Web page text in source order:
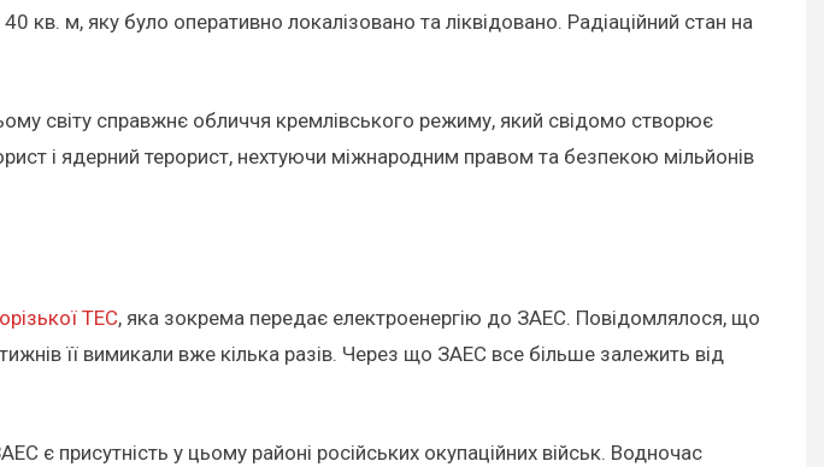
м, яку було оперативно локалізовано та ліквідовано. Радіаційний стан на
світу справжнє обличчя кремлівського режиму, який свідомо створює
і ядерний терорист, нехтуючи міжнародним правом та безпекою мільйонів
ТЕС, яка зокрема передає електроенергію до ЗАЕС. Повідомлялося, що
її вимикали вже кілька разів. Через що ЗАЕС все більше залежить від
присутність у цьому районі російських окупаційних військ. Водночас